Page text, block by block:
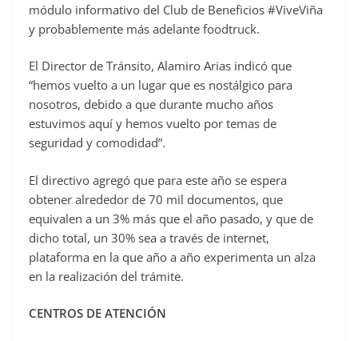
módulo informativo del Club de Beneficios #ViveViña
y probablemente más adelante foodtruck.
El Director de Tránsito, Alamiro Arias indicó que
“hemos vuelto a un lugar que es nostálgico para
nosotros, debido a que durante mucho años
estuvimos aquí y hemos vuelto por temas de
seguridad y comodidad”.
El directivo agregó que para este año se espera
obtener alrededor de 70 mil documentos, que
equivalen a un 3% más que el año pasado, y que de
dicho total, un 30% sea a través de internet,
plataforma en la que año a año experimenta un alza
en la realización del trámite.
CENTROS DE ATENCIÓN